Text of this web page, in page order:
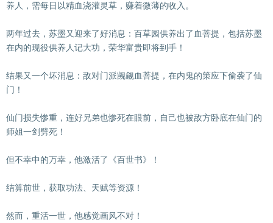
养人，需每日以精血浇灌灵草，赚着微薄的收入。
两年过去，苏墨又迎来了好消息：百草园供养出了血菩提，包括苏墨
在内的现役供养人记大功，荣华富贵即将到手！
结果又一个坏消息：敌对门派觊觎血菩提，在内鬼的策应下偷袭了仙
门！
仙门损失惨重，连好兄弟也惨死在眼前，自己也被敌方卧底在仙门的
师姐一剑劈死！
但不幸中的万幸，他激活了《百世书》！
结算前世，获取功法、天赋等资源！
然而，重活一世，他感觉画风不对！